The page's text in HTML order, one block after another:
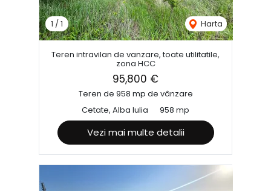
1 /1 Harta
Teren intravilan de vanzare, toate utilitatile,
zona HCC
95,800 €
Teren de 958 mp de vânzare
Cetate, Alba Iulia
958 mp
Vezi mai multe detalii